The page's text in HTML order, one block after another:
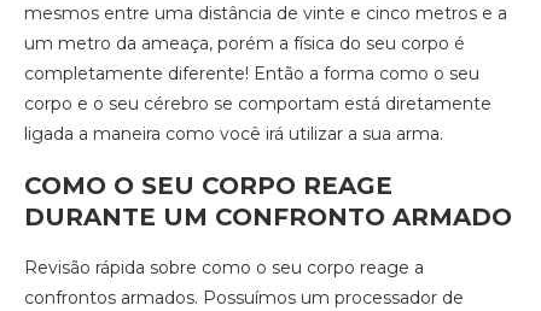
mesmos entre uma distância de vinte e cinco metros e a
um metro da ameaça, porém a física do seu corpo é
completamente diferente! Então a forma como o seu
corpo e o seu cérebro se comportam está diretamente
ligada a maneira como você irá utilizar a sua arma.
COMO O SEU CORPO REAGE
DURANTE UM CONFRONTO ARMADO
Revisão rápida sobre como o seu corpo reage a
confrontos armados. Possuímos um processador de